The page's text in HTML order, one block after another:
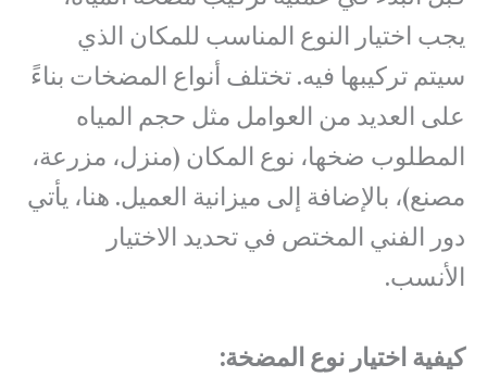
يجب اختيار النوع المناسب للمكان الذي
سيتم تركيبها فيه. تختلف أنواع المضخات بناءً
على العديد من العوامل مثل حجم المياه
المطلوب ضخها، نوع المكان (منزل، مزرعة،
مصنع)، بالإضافة إلى ميزانية العميل. هنا، يأتي
دور الفني المختص في تحديد الاختيار
الأنسب.
كيفية اختيار نوع المضخة: